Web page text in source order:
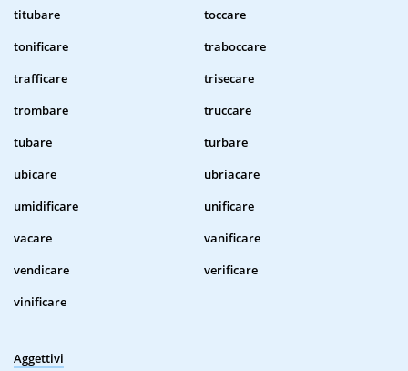
titubare
toccare
tonificare
traboccare
trafficare
trisecare
trombare
truccare
tubare
turbare
ubicare
ubriacare
umidificare
unificare
vacare
vanificare
vendicare
verificare
vinificare
Aggettivi